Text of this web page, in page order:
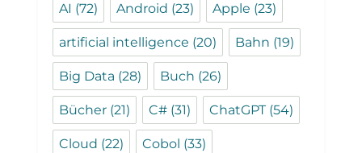
AI (72) Android (23) Apple (23)
artificial intelligence (20) Bahn (19)
Big Data (28) Buch (26)
Bücher (21) C# (31) ChatGPT(54)
Cloud (22) Cobol (33)